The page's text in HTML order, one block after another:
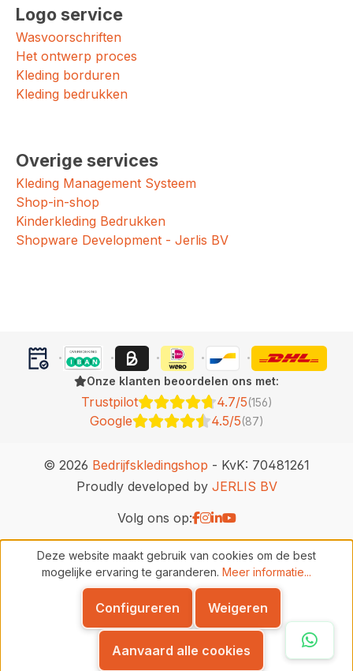
Logo service
Wasvoorschriften
Het ontwerp proces
Kleding borduren
Kleding bedrukken
Overige services
Kleding Management Systeem
Shop-in-shop
Kinderkleding Bedrukken
Shopware Development - Jerlis BV
Onze klanten beoordelen ons met:
Trustpilot 4.7/5(156)
Google 4.5/5(87)
© 2026 Bedrijfskledingshop - KvK: 70481261
Proudly developed by JERLIS BV
Volg ons op:
Deze website maakt gebruik van cookies om de best
mogelijke ervaring te garanderen. Meer informatie...
Weigeren
Configureren
Aanvaard alle cookies